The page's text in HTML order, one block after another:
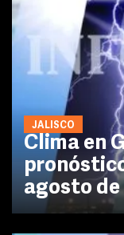
JALISCO
Clima en
agosto de